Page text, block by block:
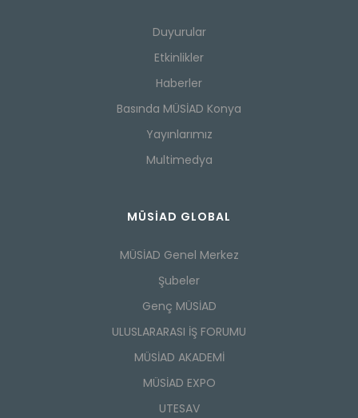
Duyurular
Etkinlikler
Haberler
Basında MÜSİAD Konya
Yayınlarımız
Multimedya
MÜSİAD GLOBAL
MÜSİAD Genel Merkez
Şubeler
Genç MÜSİAD
ULUSLARARASI İŞ FORUMU
MÜSİAD AKADEMİ
MÜSİAD EXPO
UTESAV